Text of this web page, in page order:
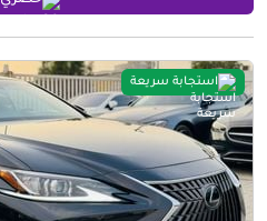
استجابة سريعة